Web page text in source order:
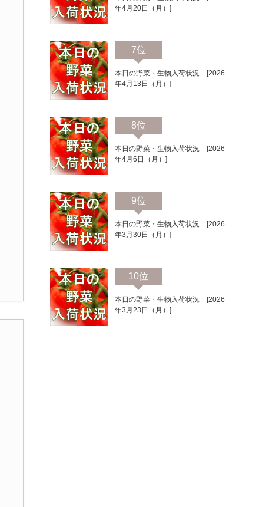
年4月20日（月）]
7位
本日の野菜・生物入荷状況 [2026
年4月13日（月）]
8位
本日の野菜・生物入荷状況 [2026
年4月6日（月）]
9位
本日の野菜・生物入荷状況 [2026
年3月30日（月）]
10位
本日の野菜・生物入荷状況 [2026
年3月23日（月）]